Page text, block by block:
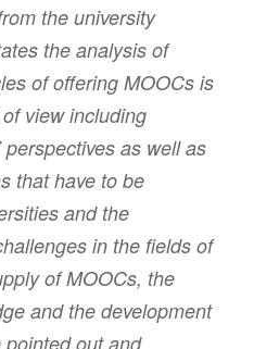
the university
the analysis of
of offering MOOCs is
view including
perspectives as well as
that have to be
and the
in the fields of
of MOOCs, the
and the development
out and